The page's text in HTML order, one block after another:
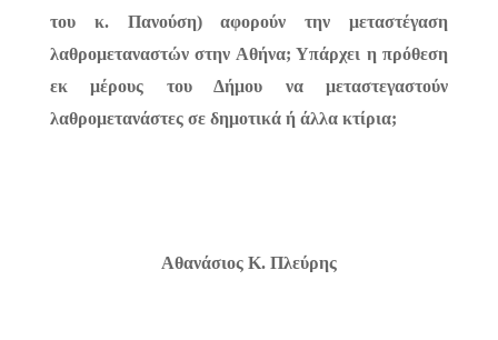
του κ. Πανούση) αφορούν την μεταστέγαση
λαθρομεταναστών στην Αθήνα; Υπάρχει η πρόθεση
εκ μέρους του Δήμου να μεταστεγαστούν
λαθρομετανάστες σε δημοτικά ή άλλα κτίρια;
Αθανάσιος Κ. Πλεύρης